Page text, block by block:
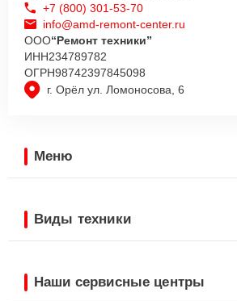
г. Орёл ул. Ломоносова, 6
+7 (800) 301-53-70
info@amd-remont-center.ru
ООО“Ремонт техники”
ИНН234789782
ОГРН98742397845098
Меню
Виды техники
Наши сервисные центры